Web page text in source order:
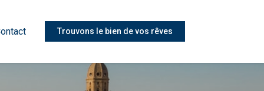
Trouvons le bien de vos rêves